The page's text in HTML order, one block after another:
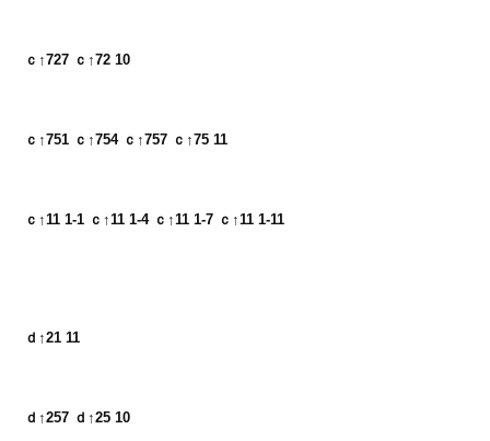
ｃ↑727 ｃ↑72 10
ｃ↑751 ｃ↑754 ｃ↑757 ｃ↑75 11
ｃ↑11 1-1 ｃ↑11 1-4 ｃ↑11 1-7 ｃ↑11 1-11
ｄ↑21 11
ｄ↑257 ｄ↑25 10